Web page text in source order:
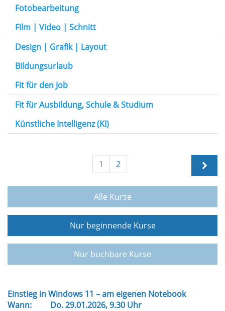
Fotobearbeitung
Film | Video | Schnitt
Design | Grafik | Layout
Bildungsurlaub
Fit für den Job
Fit für Ausbildung, Schule & Studium
Künstliche Intelligenz (KI)
1 2
Alle Kurse
Nur beginnende Kurse
Nur buchbare Kurse
Einstieg in Windows 11 – am eigenen Notebook
Wann:
Do.29.01.2026, 9.30 Uhr